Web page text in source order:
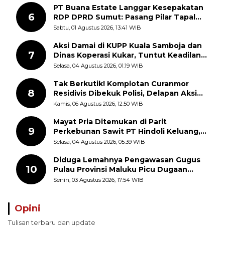
6
PT Buana Estate Langgar Kesepakatan
RDP DPRD Sumut: Pasang Pilar Tapal
Batas Sepihak Tanpa Libatkan
Sabtu, 01 Agustus 2026, 13:41 WIB
7
Aksi Damai di KUPP Kuala Samboja dan
Dinas Koperasi Kukar, Tuntut Keadilan
dan Kesempatan Kerja yang Adil
Selasa, 04 Agustus 2026, 01:19 WIB
8
Tak Berkutik! Komplotan Curanmor
Residivis Dibekuk Polisi, Delapan Aksi
Curanmor Di Candipuro Terungkap
Kamis, 06 Agustus 2026, 12:50 WIB
9
Mayat Pria Ditemukan di Parit
Perkebunan Sawit PT Hindoli Keluang,
Polisi Selidiki Penyebab Kematian
Selasa, 04 Agustus 2026, 05:39 WIB
10
Diduga Lemahnya Pengawasan Gugus
Pulau Provinsi Maluku Picu Dugaan
Pungli terhadap Nelayan Bale-Bale di
Senin, 03 Agustus 2026, 17:54 WIB
Opini
Tulisan terbaru dan update